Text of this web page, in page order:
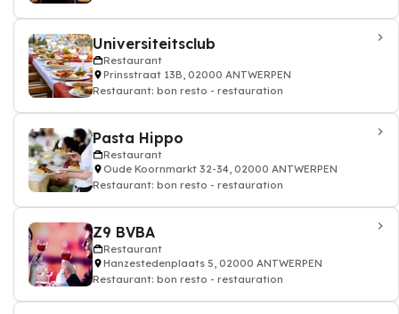
Universiteitsclub
Restaurant
Prinsstraat 13B, 02000 ANTWERPEN
Restaurant: bon resto - restauration
Pasta Hippo
Restaurant
Oude Koornmarkt 32-34, 02000 ANTWERPEN
Restaurant: bon resto - restauration
Z9 BVBA
Restaurant
Hanzestedenplaats 5, 02000 ANTWERPEN
Restaurant: bon resto - restauration